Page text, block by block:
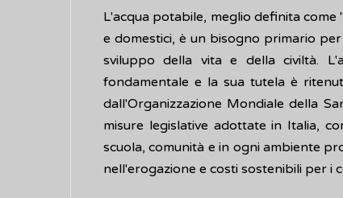
L'acqua potabile, meglio definita
e domestici, è un bisogno primario
sviluppo della vita e della civiltà.
fondamentale e la sua tutela è
dall'Organizzazione Mondiale della
misure legislative adottate in Italia,
scuola, comunità e in ogni ambiente
nell'erogazione e costi sostenibili per i